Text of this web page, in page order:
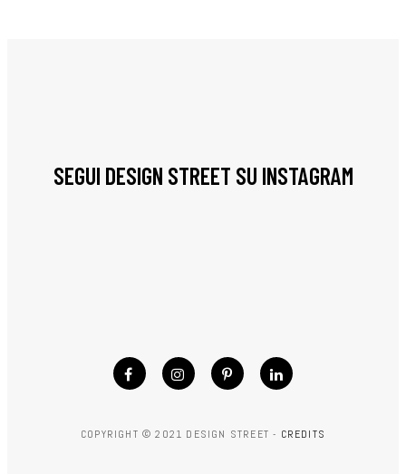
SEGUI DESIGN STREET SU INSTAGRAM
COPYRIGHT © 2021 DESIGN STREET - CREDITS